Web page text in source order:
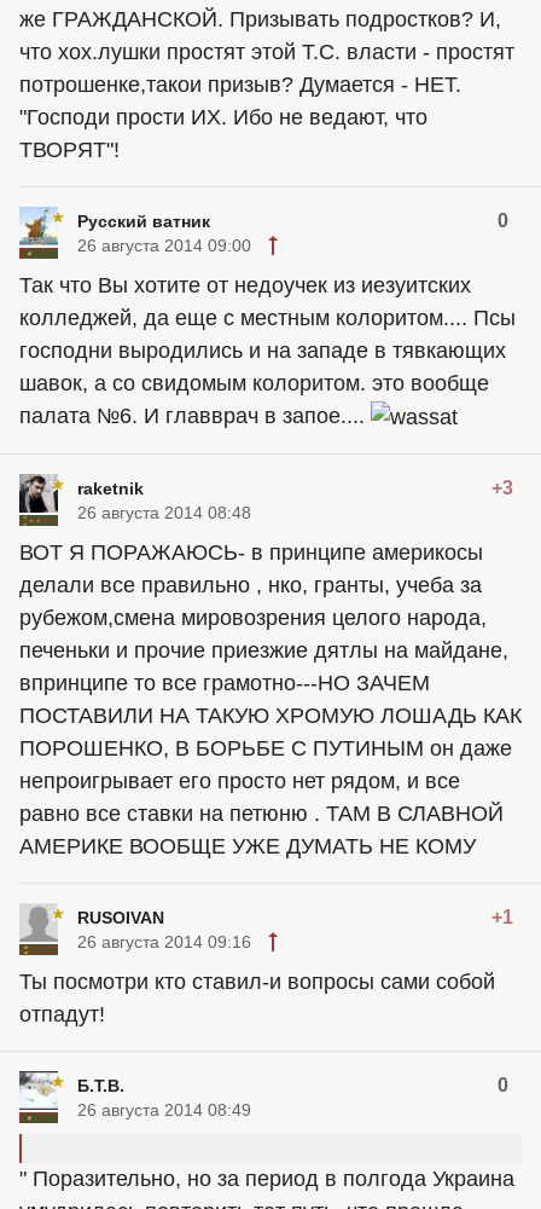
же ГРАЖДАНСКОЙ. Призывать подростков? И,
что хох.лушки простят этой Т.С. власти - простят
потрошенке,такои призыв? Думается - НЕТ.
"Господи прости ИХ. Ибо не ведают, что
ТВОРЯТ"!
Русский ватник 0
26 августа 2014 09:00
Так что Вы хотите от недоучек из иезуитских
колледжей, да еще с местным колоритом.... Псы
господни выродились и на западе в тявкающих
шавок, а со свидомым колоритом. это вообще
палата №6. И главврач в запое....
raketnik +3
26 августа 2014 08:48
ВОТ Я ПОРАЖАЮСЬ- в принципе америкосы
делали все правильно , нко, гранты, учеба за
рубежом,смена мировозрения целого народа,
печеньки и прочие приезжие дятлы на майдане,
впринципе то все грамотно---НО ЗАЧЕМ
ПОСТАВИЛИ НА ТАКУЮ ХРОМУЮ ЛОШАДЬ КАК
ПОРОШЕНКО, В БОРЬБЕ С ПУТИНЫМ он даже
непроигрывает его просто нет рядом, и все
равно все ставки на петюню . ТАМ В СЛАВНОЙ
АМЕРИКЕ ВООБЩЕ УЖЕ ДУМАТЬ НЕ КОМУ
RUSOIVAN +1
26 августа 2014 09:16
Ты посмотри кто ставил-и вопросы сами собой
отпадут!
Б.Т.В. 0
26 августа 2014 08:49
" Поразительно, но за период в полгода Украина